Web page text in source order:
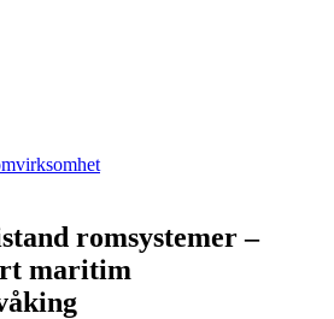
romsystemer –
maritim